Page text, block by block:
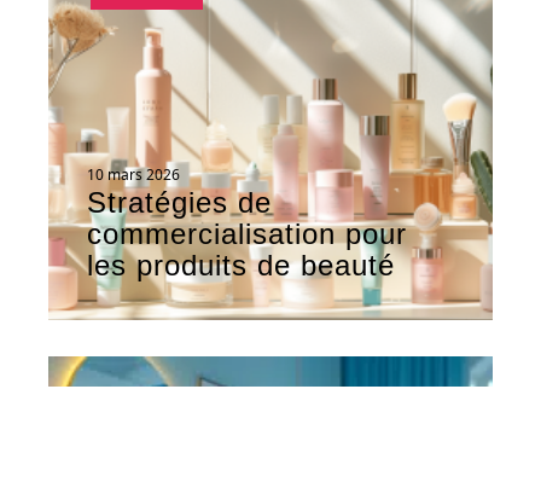
10 mars 2026
Stratégies de
commercialisation pour
les produits de beauté